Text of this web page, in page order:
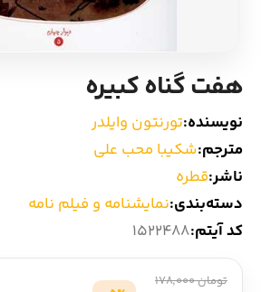
شعر و متون کهن
هفت گناه کبیره
نویسنده:تورنتون وایلدر
مترجم:شکیبا محب علی
ناشر:قطره
دسته‌بندی:نمایشنامه و فیلم نامه
کد آیتم:1522488
تومان 178,000